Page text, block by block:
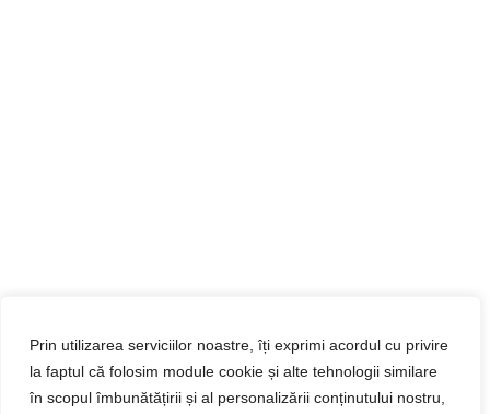
Prin utilizarea serviciilor noastre, îți exprimi acordul cu privire
la faptul că folosim module cookie și alte tehnologii similare
în scopul îmbunătățirii și al personalizării conținutului nostru,